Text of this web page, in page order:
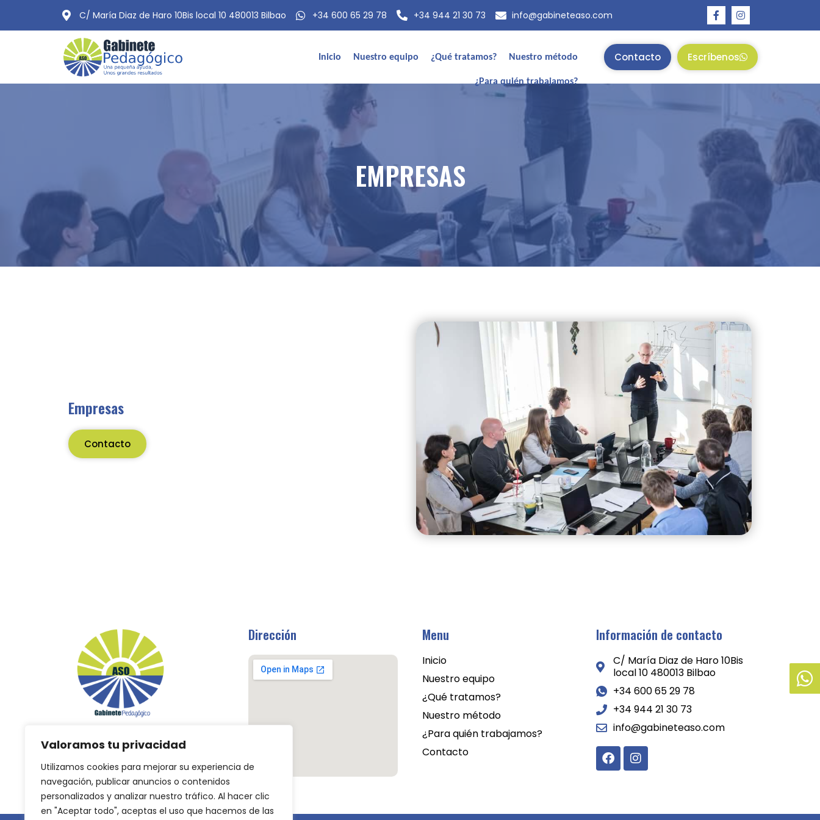
Valoramos tu privacidad
Utilizamos cookies para mejorar su experiencia de
navegación, publicar anuncios o contenidos
personalizados y analizar nuestro tráfico. Al hacer clic
en "Aceptar todo", aceptas el uso que hacemos de las
C/ María Diaz de Haro 10Bis local 10 480013 Bilbao +34 600 65 29 78 +34 944 21 30 73 info@gabineteaso.com
Inicio Nuestro equipo ¿Qué tratamos? Nuestro método
¿Para quién trabajamos?
Contacto Escríbenos
EMPRESAS
Empresas
Contacto
grandes resultados.
Dirección Menu
Inicio
Nuestro equipo
¿Qué tratamos?
Nuestro método
¿Para quién trabajamos?
Contacto
Información de contacto
C/ María Diaz de Haro 10Bis
local 10 480013 Bilbao
+34 600 65 29 78
+34 944 21 30 73
info@gabineteaso.com